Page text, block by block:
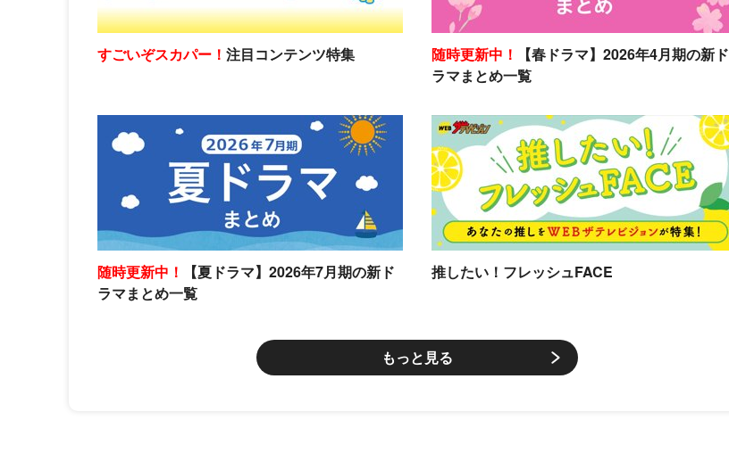
すごいぞスカパー！ 注目コンテンツ特集 随時更新中！
【春ドラマ】2026年4月期の新ド
ラマまとめ一覧
随時更新中！
【夏ドラマ】2026年7月期の新ド
ラマまとめ一覧
推したい！フレッシュFACE
もっと見る